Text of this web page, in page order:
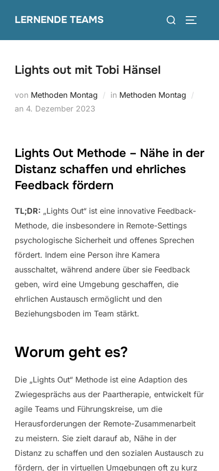
InhaltLERNENDE TEAMS
Suchen
Lights out mit Tobi Hänsel
von Methoden Montag in Methoden Montag
an Veröffentlicht
4. Dezember 2023
Lights Out Methode – Nähe in der
Distanz schaffen und ehrliches
Feedback fördern
TL;DR: „Lights Out“ ist eine innovative Feedback-
Methode, die insbesondere in Remote-Settings
psychologische Sicherheit und offenes Sprechen
fördert. Indem eine Person ihre Kamera
ausschaltet, während andere über sie Feedback
geben, wird eine Umgebung geschaffen, die
ehrlichen Austausch ermöglicht und den
Beziehungsboden im Team stärkt.
Worum geht es?
Die „Lights Out“ Methode ist eine Adaption des
Zwiegesprächs aus der Paartherapie, entwickelt für
agile Teams und Führungskreise, um die
Herausforderungen der Remote-Zusammenarbeit
zu meistern. Sie zielt darauf ab, Nähe in der
Distanz zu schaffen und den sozialen Austausch zu
fördern, der in virtuellen Umgebungen oft zu kurz